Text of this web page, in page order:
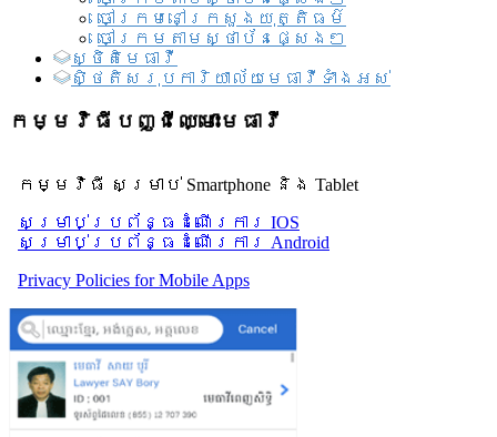
ចៅក្រមនៅក្រសួងយុត្តិធម៌
ចៅក្រមតាមស្ថាប័នផ្សេងៗ
ស្ថិតិមេធាវី
សិ្ថតិសរុបការិយាល័យមេធាវីទាំងអស់​
កម្មវិធីបញ្ជីឈ្មោះមេធាវី
កម្មវិធី សម្រាប់ Smartphone និង Tablet
សម្រាប់​ប្រព័ន្ធដំណើរការ IOS
សម្រាប់​ប្រព័ន្ធដំណើរការ Android
Privacy Policies for Mobile Apps